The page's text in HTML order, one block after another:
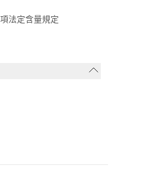
法定含量規定